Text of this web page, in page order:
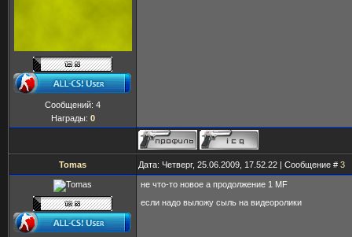
Сообщений: 4
Награды: 0
Tomas Дата: Четверг, 25.06.2009, 17.52.22 | Сообщение # 3
не что-то новое а продолжение 1 MF
если надо выложу сыль на видеоролики